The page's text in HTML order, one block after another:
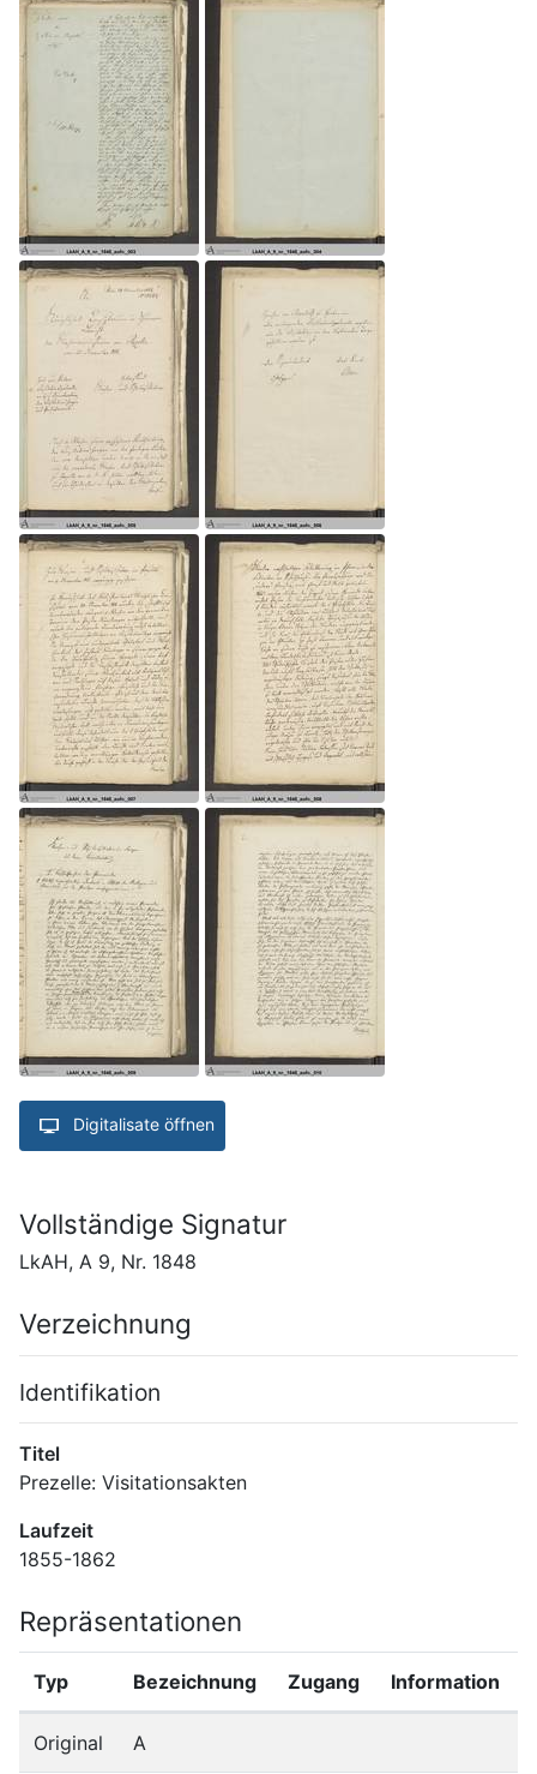
Digitalisate öffnen
Vollständige Signatur
LkAH, A 9, Nr. 1848
Verzeichnung
Identifikation
Titel
Prezelle: Visitationsakten
Laufzeit
1855-1862
Repräsentationen
Typ Bezeichnung Zugang Information
Original A